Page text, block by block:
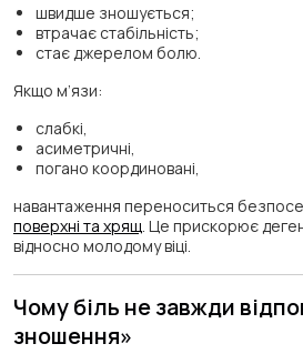
швидше зношується;
втрачає стабільність;
стає джерелом болю.
Якщо м’язи:
слабкі,
асиметричні,
погано координовані,
навантаження переноситься
поверхні та хрящ . Це прискорює
відносно молодому віці.
Чому біль не завжди
зношення»